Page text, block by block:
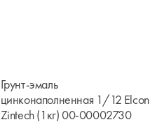
Грунт-эмаль
цинконаполненная 1/12 Elcon
Zintech (1кг) 00-00002730